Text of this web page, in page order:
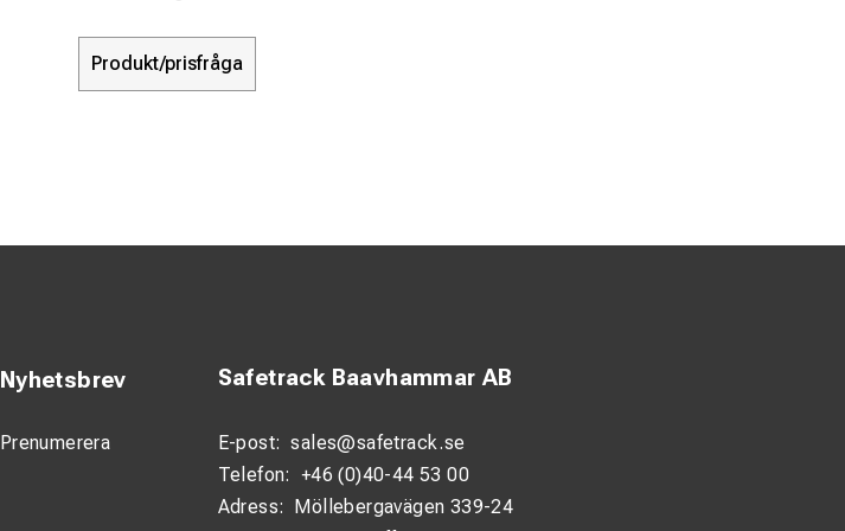
Produkt/prisfråga
Nyhetsbrev
Prenumerera
Safetrack Baavhammar AB
E-post: sales@safetrack.se
Telefon: +46 (0)40-44 53 00
Adress: Möllebergavägen 339-24